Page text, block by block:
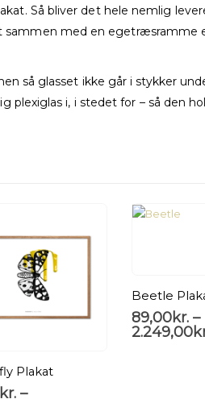
Så bliver det hele nemlig
med en egetræsramme
så glasset ikke går i stykker
i, i stedet for – så den
Plakat
–
Beetle
89,00kr. –
2.249,00